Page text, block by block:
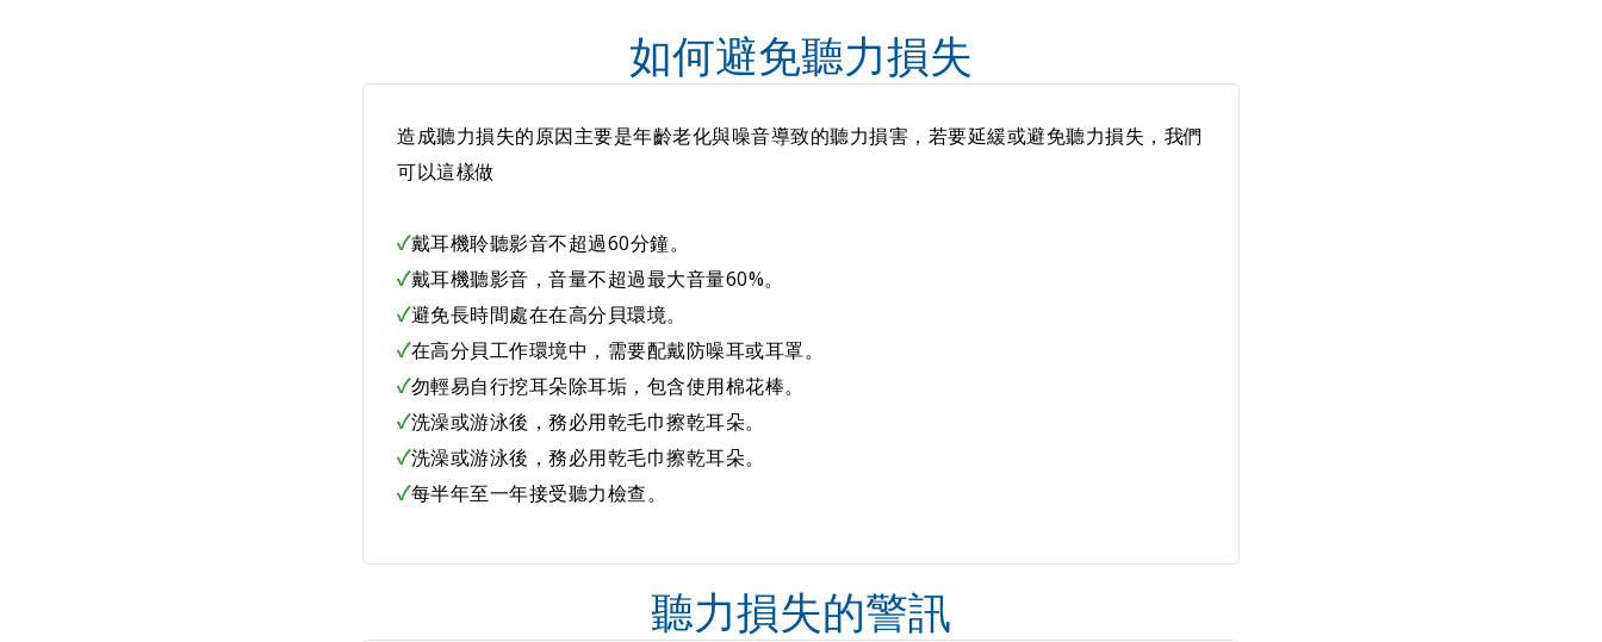
如何避免聽力損失
造成聽力損失的原因主要是年齡老化與噪音導致的聽力損害 ，若要延緩或避免聽力損失，我們
可以這樣做
✓戴耳機聆聽影音不超過60分鐘。
✓戴耳機聽影音，音量不超過最大音量60%。
✓避免長時間處在在高分貝環境。
✓在高分貝工作環境中，需要配戴防噪耳或耳罩。
✓勿輕易自行挖耳朵除耳垢，包含使用棉花棒。
✓洗澡或游泳後，務必用乾毛巾擦乾耳朵。
✓洗澡或游泳後，務必用乾毛巾擦乾耳朵。
✓每半年至一年接受聽力檢查。
聽力損失的警訊